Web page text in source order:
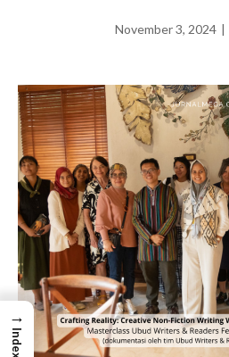
November 3, 2024 |
→
Index